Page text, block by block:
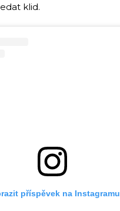
klid.
příspěvek na Instagramu